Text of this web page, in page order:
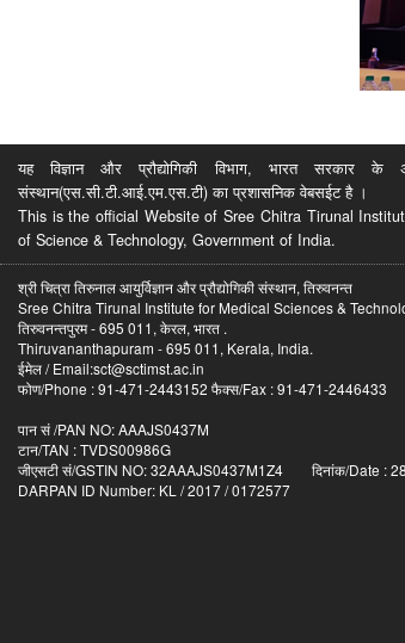
यह विज्ञान और प्रौद्योगिकी विभाग, भारत सरकार के
संस्थान(एस.सी.टी.आई.एम.एस.टी) का प्रशासनिक वेबसईट है ।
This is the official Website of Sree Chitra Tirunal
of Science & Technology, Government of India.
श्री चित्रा तिरुनाल आयुर्विज्ञान और प्रौद्योगिकी संस्थान, तिरुवनन्त
Sree Chitra Tirunal Institute for Medical Sciences &
तिरुवनन्तपुरम - 695 011, केरल, भारत .
Thiruvananthapuram - 695 011, Kerala, India.
ईमेल / Email:sct@sctimst.ac.in
फोण/Phone : 91-471-2443152 फैक्स/Fax : 91-471-2446433
पान सं /PAN NO: AAAJS0437M
टान/TAN : TVDS00986G
जीएसटी सं/GSTIN NO: 32AAAJS0437M1Z4 दिनांक/Date :
DARPAN ID Number: KL / 2017 / 0172577